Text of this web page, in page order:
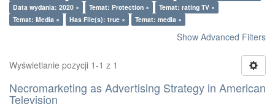
Data wydania: 2020 ×
Temat: Protection ×
Temat: rating TV ×
Temat: Media ×
Has File(s): true × Temat: media ×
Show Advanced Filters
Wyświetlanie pozycji 1-1 z 1
Necromarketing as Advertising Strategy in American
Television